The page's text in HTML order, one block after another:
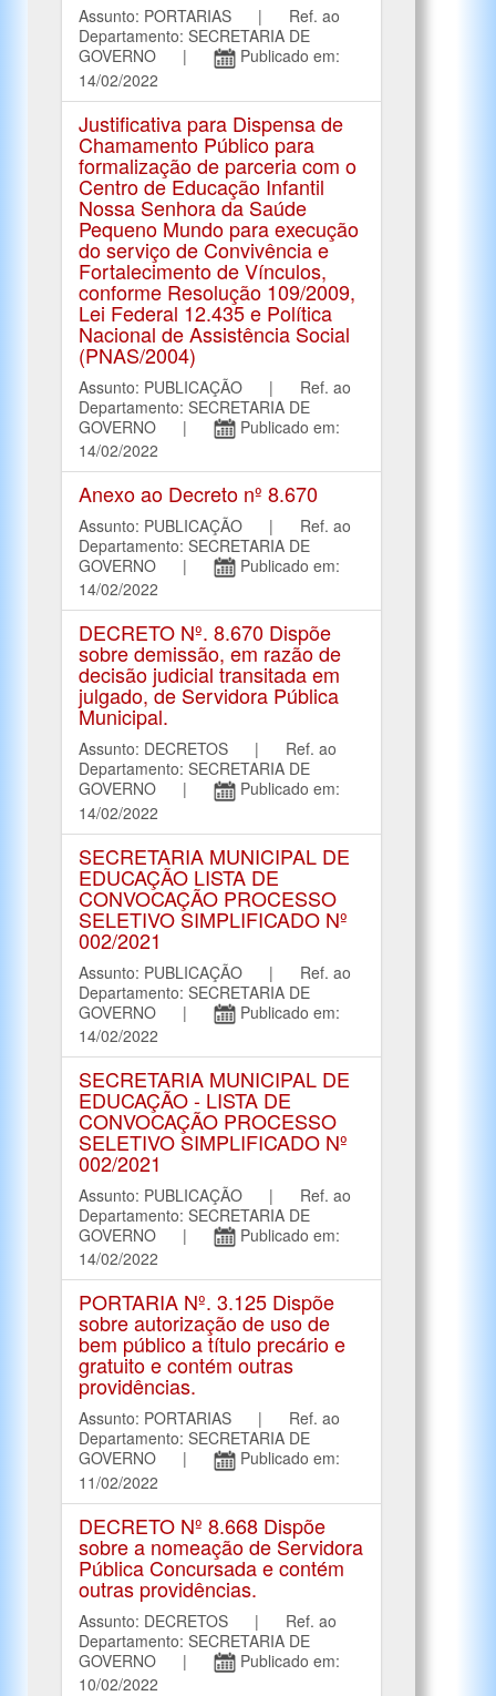
Assunto: PORTARIAS | Ref. ao
Departamento: SECRETARIA DE
GOVERNO |
Publicado em:
14/02/2022
Justificativa para Dispensa de
Chamamento Público para
formalização de parceria com o
Centro de Educação Infantil
Nossa Senhora da Saúde
Pequeno Mundo para execução
do serviço de Convivência e
Fortalecimento de Vínculos,
conforme Resolução 109/2009,
Lei Federal 12.435 e Política
Nacional de Assistência Social
(PNAS/2004)
Assunto: PUBLICAÇÃO | Ref. ao
Departamento: SECRETARIA DE
GOVERNO |
Publicado em:
14/02/2022
Anexo ao Decreto nº 8.670
Assunto: PUBLICAÇÃO | Ref. ao
Departamento: SECRETARIA DE
GOVERNO |
Publicado em:
14/02/2022
DECRETO Nº. 8.670 Dispõe
sobre demissão, em razão de
decisão judicial transitada em
julgado, de Servidora Pública
Municipal.
Assunto: DECRETOS | Ref. ao
Departamento: SECRETARIA DE
GOVERNO |
Publicado em:
14/02/2022
SECRETARIA MUNICIPAL DE
EDUCAÇÃO LISTA DE
CONVOCAÇÃO PROCESSO
SELETIVO SIMPLIFICADO Nº
002/2021
Assunto: PUBLICAÇÃO | Ref. ao
Departamento: SECRETARIA DE
GOVERNO |
Publicado em:
14/02/2022
SECRETARIA MUNICIPAL DE
EDUCAÇÃO - LISTA DE
CONVOCAÇÃO PROCESSO
SELETIVO SIMPLIFICADO Nº
002/2021
Assunto: PUBLICAÇÃO | Ref. ao
Departamento: SECRETARIA DE
GOVERNO |
Publicado em:
14/02/2022
PORTARIA Nº. 3.125 Dispõe
sobre autorização de uso de
bem público a título precário e
gratuito e contém outras
providências.
Assunto: PORTARIAS | Ref. ao
Departamento: SECRETARIA DE
GOVERNO |
Publicado em:
11/02/2022
DECRETO Nº 8.668 Dispõe
sobre a nomeação de Servidora
Pública Concursada e contém
outras providências.
Assunto: DECRETOS | Ref. ao
Departamento: SECRETARIA DE
GOVERNO |
Publicado em:
10/02/2022